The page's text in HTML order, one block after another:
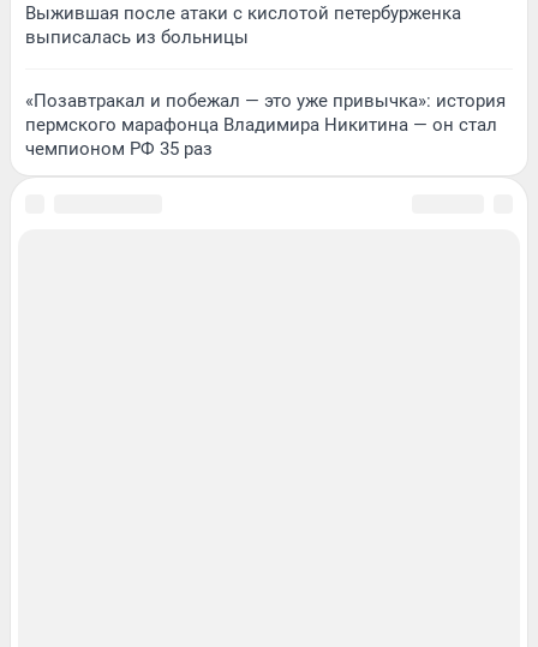
Выжившая после атаки с кислотой петербурженка
выписалась из больницы
«Позавтракал и побежал — это уже привычка»: история
пермского марафонца Владимира Никитина — он стал
чемпионом РФ 35 раз